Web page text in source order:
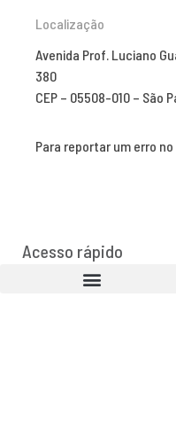
Localização
Avenida Prof. Luciano
380
CEP – 05508-010 – São
Para reportar um erro
Acesso rápido